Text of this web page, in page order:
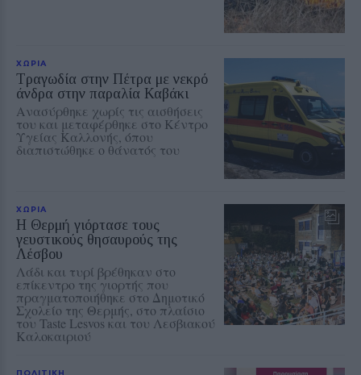
ΧΩΡΙΑ
Τραγωδία στην Πέτρα με νεκρό
άνδρα στην παραλία Καβάκι
Ανασύρθηκε χωρίς τις αισθήσεις
του και μεταφέρθηκε στο Κέντρο
Υγείας Καλλονής, όπου
διαπιστώθηκε ο θάνατός του
ΧΩΡΙΑ
Η Θερμή γιόρτασε τους
γευστικούς θησαυρούς της
Λέσβου
Λάδι και τυρί βρέθηκαν στο
επίκεντρο της γιορτής που
πραγματοποιήθηκε στο Δημοτικό
Σχολείο της Θερμής, στο πλαίσιο
του Taste Lesvos και του Λεσβιακού
Καλοκαιριού
ΠΟΛΙΤΙΚΗ